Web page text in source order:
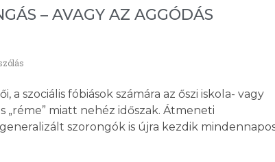
– AVAGY AZ AGGÓDÁS
szociális fóbiások számára az őszi iskola- vagy
miatt nehéz időszak. Átmeneti
szorongók is újra kezdik